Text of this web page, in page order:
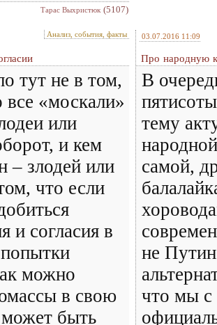
Тарас Выхристюк (5107)
Анализ, события, факты
тут не в том,
все «москали»
или
и кем
– злодей или
что если
и согласия в
можно
в свою
быть
03.07.2016 11:09
Про народную
В
тему
самой,
не
что мы с